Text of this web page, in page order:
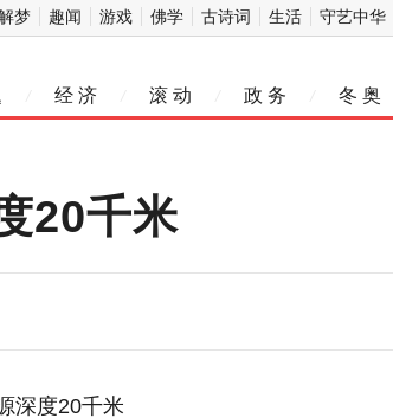
梦 趣闻 游戏 佛学 古诗词 生活 守艺中华
经 济 滚 动 政 务 冬 奥
20千米